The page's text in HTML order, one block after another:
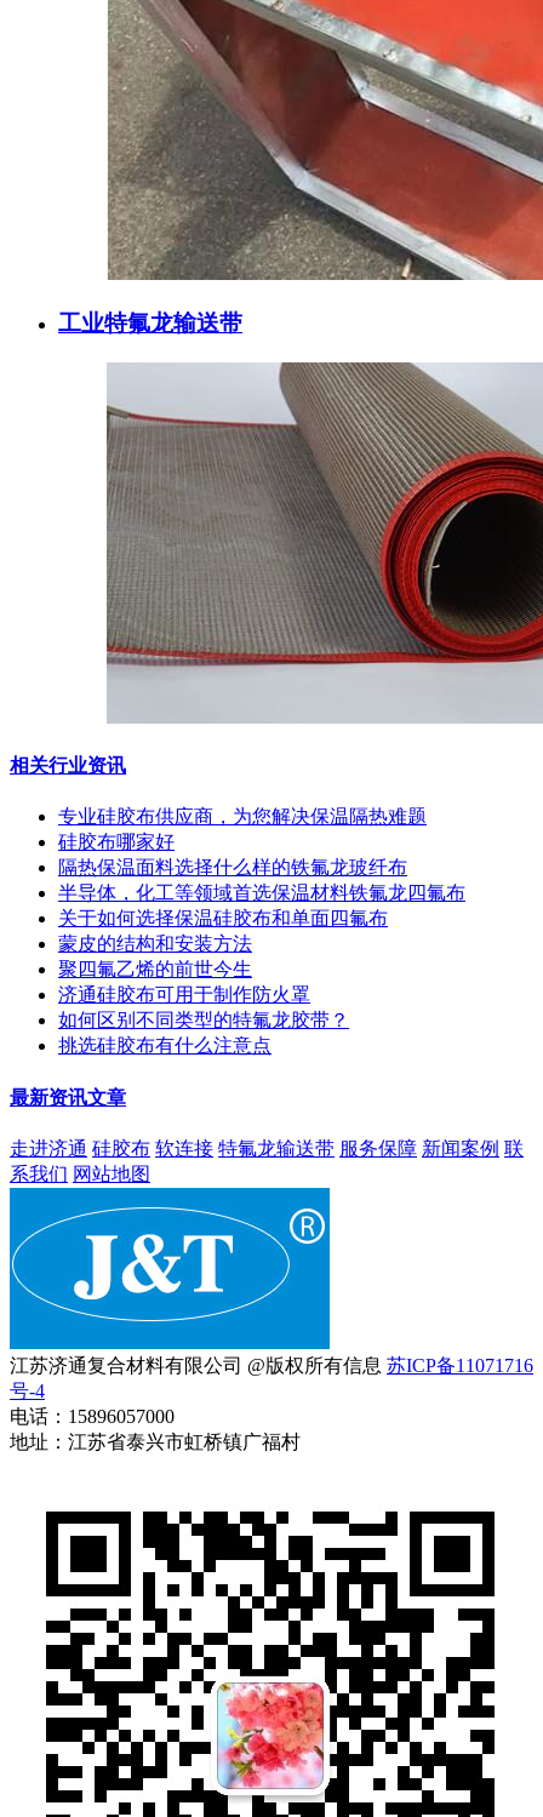
工业特氟龙输送带
相关行业资讯
专业硅胶布供应商，为您解决保温隔热难题
硅胶布哪家好
隔热保温面料选择什么样的铁氟龙玻纤布
半导体，化工等领域首选保温材料铁氟龙四氟布
关于如何选择保温硅胶布和单面四氟布
蒙皮的结构和安装方法
聚四氟乙烯的前世今生
济通硅胶布可用于制作防火罩
如何区别不同类型的特氟龙胶带？
挑选硅胶布有什么注意点
最新资讯文章
走进济通 硅胶布 软连接 特氟龙输送带 服务保障 新闻案例 联
系我们 网站地图
江苏济通复合材料有限公司 @版权所有信息 苏ICP备11071716
号-4
电话：15896057000
地址：江苏省泰兴市虹桥镇广福村